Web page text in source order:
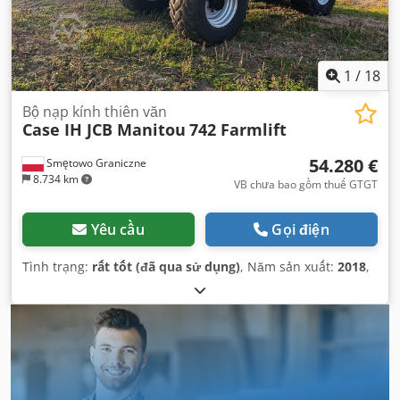
1 / 18
Smętowo Graniczne
8.734 km
Bộ nạp kính thiên văn
Case IH JCB Manitou 742 Farmlift
54.280 €
VB chưa bao gồm thuế GTGT
Yêu cầu Gọi điện
Tình trạng: rất tốt (đã qua sử dụng), Năm sản xuất: 2018,